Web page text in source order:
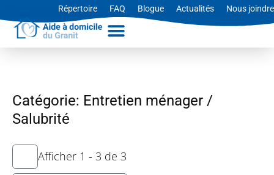
Répertoire FAQ Blogue Actualités Nous joindre
Catégorie: Entretien ménager /
Salubrité
Afficher 1 - 3 de 3